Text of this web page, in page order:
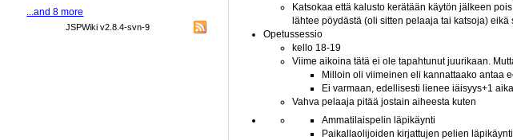
Katsokaa että kalusto kerätään käytön jälkeen
lähtee pöydästä (oli sitten pelaaja tai katsoja)
Opetussessio
kello 18-19
Viime aikoina tätä ei ole tapahtunut juurikaan.
Milloin oli viimeinen eli kannattaako antaa
Ei varmaan, edellisesti lienee iäisyys+1
Vahva pelaaja pitää jostain aiheesta kuten
Ammatilaispelin läpikäynti
Paikallaolijoiden kirjattujen pelien
...and 8 more
JSPWiki v2.8.4-svn-9